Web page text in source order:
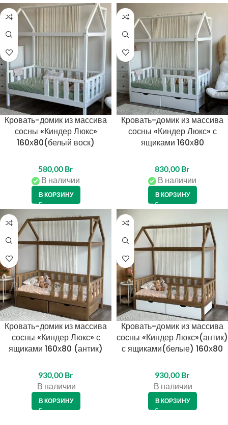
Кровать-домик из массива
сосны «Киндер Люкс»
160х80(белый воск)
580,00 Br
В наличии
В КОРЗИНУ
Кровать-домик из массива
сосны «Киндер Люкс» с
ящиками 160х80
830,00 Br
В наличии
В КОРЗИНУ
Кровать-домик из массива
сосны «Киндер Люкс» с
ящиками 160х80 (антик)
930,00 Br
В наличии
В КОРЗИНУ
Кровать-домик из массива
сосны «Киндер Люкс»(антик)
с ящиками(белые) 160х80
930,00 Br
В наличии
В КОРЗИНУ